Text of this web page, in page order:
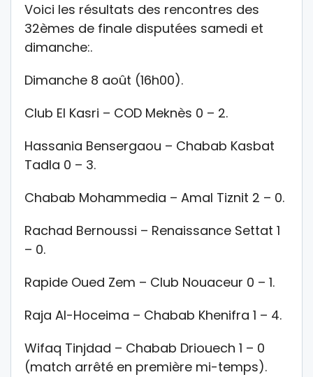
Voici les résultats des rencontres des
32èmes de finale disputées samedi et
dimanche:.
Dimanche 8 août (16h00).
Club El Kasri – COD Meknès 0 – 2.
Hassania Bensergaou – Chabab Kasbat
Tadla 0 – 3.
Chabab Mohammedia – Amal Tiznit 2 – 0.
Rachad Bernoussi – Renaissance Settat 1
– 0.
Rapide Oued Zem – Club Nouaceur 0 – 1.
Raja Al-Hoceima – Chabab Khenifra 1 – 4.
Wifaq Tinjdad – Chabab Driouech 1 – 0
(match arrêté en première mi-temps).